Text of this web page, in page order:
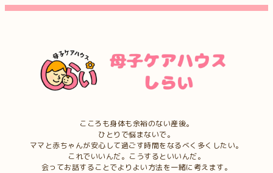
こころも身体も余裕のない産後。
ひとりで悩まないで。
ママと赤ちゃんが安心して過ごす時間をなるべく多くしたい。
これでいいんだ。こうするといいんだ。
会ってお話することでよりよい方法を一緒に考えます。